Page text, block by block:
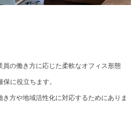
の働き方に応じた柔軟なオフィス形態
に役立ちます。
方や地域活性化に対応するためにありま